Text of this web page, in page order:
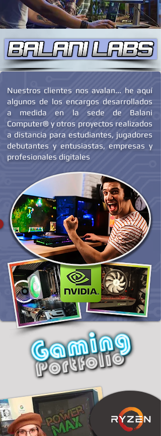
Nuestros clientes nos avalan... he aquí
algunos de los encargos desarrollados
a medida en la sede de Balani
Computer® y otros proyectos realizados
a distancia para estudiantes, jugadores
debutantes y entusiastas, empresas y
profesionales digitales